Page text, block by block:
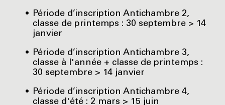
Période d’inscription Antichambre 2,
classe de printemps : 30 septembre > 14
janvier
Période d’inscription Antichambre 3,
classe à l'année + classe de printemps :
30 septembre > 14 janvier
Période d’inscription Antichambre 4,
classe d'été : 2 mars > 15 juin